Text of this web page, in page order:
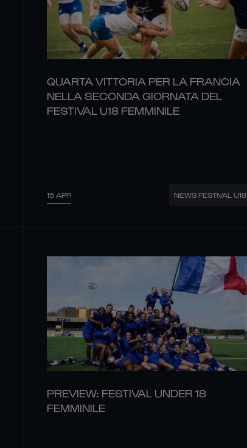
QUARTA VITTORIA PER LA FRANCIA
NELLA SECONDA GIORNATA DEL
FESTIVAL U18 FEMMINILE
15 APR NEWS FESTIVAL U18
PREVIEW: FESTIVAL UNDER 18
FEMMINILE